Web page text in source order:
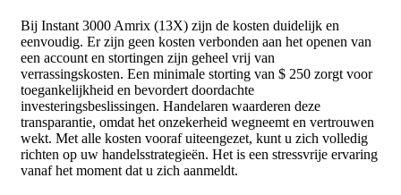
Bij Instant 3000 Amrix (13X) zijn de kosten duidelijk en
eenvoudig. Er zijn geen kosten verbonden aan het openen van
een account en stortingen zijn geheel vrij van
verrassingskosten. Een minimale storting van $ 250 zorgt voor
toegankelijkheid en bevordert doordachte
investeringsbeslissingen. Handelaren waarderen deze
transparantie, omdat het onzekerheid wegneemt en vertrouwen
wekt. Met alle kosten vooraf uiteengezet, kunt u zich volledig
richten op uw handelsstrategieën. Het is een stressvrije ervaring
vanaf het moment dat u zich aanmeldt.